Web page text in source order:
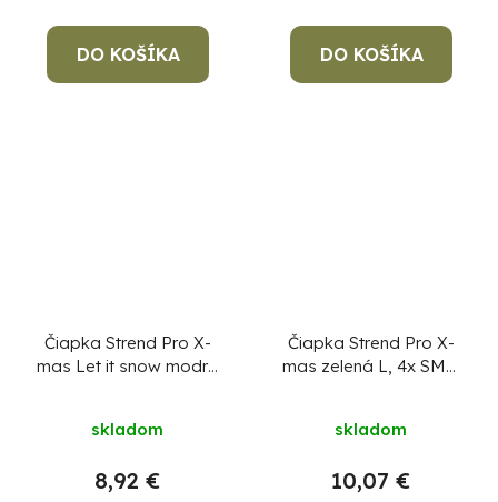
DO KOŠÍKA DO KOŠÍKA
Čiapka Strend Pro X-
mas Let it snow modrá
skladom
8,92 €
Čiapka Strend Pro X-
mas zelená L, 4x SMD
skladom
10,07 €